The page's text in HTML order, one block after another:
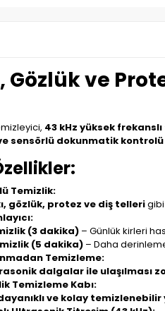
Gözlük ve
43 kHz yüksek
ve sensörlü dokunmatik kontrolü
Temizlik:
gözlük, protez ve diş telleri
(3 dakika) – Günlük kirleri
(5 dakika) – Daha
Temizleme:
dalgalar ile ulaşılması
Temizleme Kabı:
ve kolay temizlenebilir